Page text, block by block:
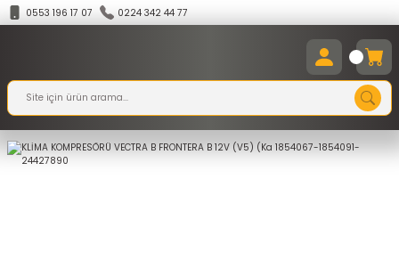
0553 196 17 07 0224 342 44 77